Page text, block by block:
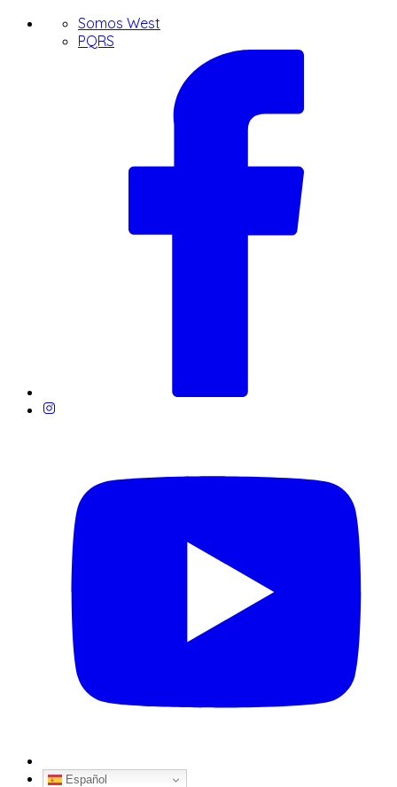
Somos West
PQRS
Español